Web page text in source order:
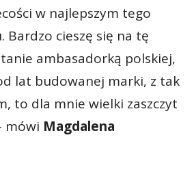
w najlepszym tego
Bardzo cieszę się na tę
ambasadorką polskiej,
lat budowanej marki, z tak
to dla mnie wielki zaszczyt
mówi Magdalena